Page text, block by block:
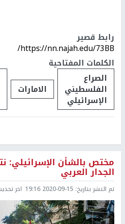
رابط قصير
https://nn.najah.edu/73BB/
الكلمات المفتاحية
الصراع
الفلسطيني
الإسرائيلي
الامارات
مختص بالشأن الإسرائيلي:
الجدار العربي
تم النشر بتاريخ: 2020-09-15 19:16 اخر